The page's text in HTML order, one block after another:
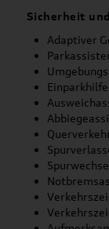
Sicherheit
Adaptiver